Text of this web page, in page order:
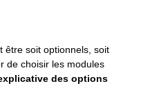
être soit optionnels, soit
de choisir les modules
des options